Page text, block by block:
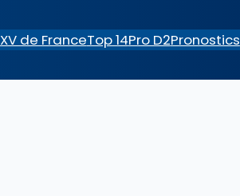
XV de FranceTop 14Pro D2Pronostics